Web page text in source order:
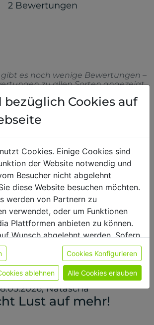
2 Bewertungen
gibt es noch wenige Bewertungen –
zu allen Sorten angezeigt.
09.07.2026
echt super nach
Kaffee
Proteinkaffees am
super natürlich, wers
für den passt Espresso - für
ist Mélange top!
,Natascha
Lust auf mehr!
bezüglich Cookies auf
Cookies. Einige Cookies sind
der Website notwendig und
Besucher nicht abgelehnt
diese Website besuchen möchten.
werden von Partnern zu
verwendet, oder um Funktionen
Plattformen anbieten zu können.
Wunsch abgelehnt werden. Sofern
weiter nutzen, geben Sie
Cookies.
finden sie in unserer
bzw. im Impressum
Cookies Konfigurieren
ablehnen Alle Cookies erlauben